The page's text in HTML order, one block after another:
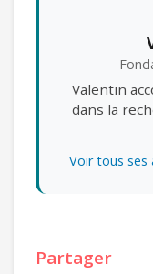
Valentin
dans la
Voir tous ses
Partager